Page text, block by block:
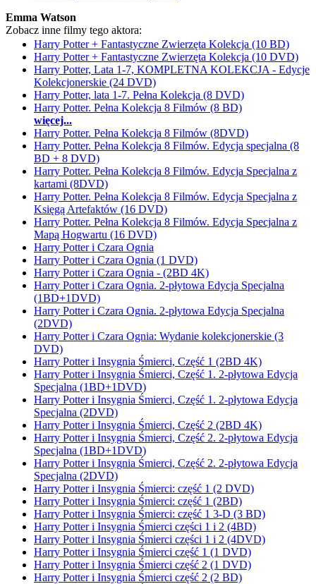
Emma Watson
Zobacz inne filmy tego aktora:
Harry Potter + Fantastyczne Zwierzęta Kolekcja (10 BD)
Harry Potter + Fantastyczne Zwierzęta Kolekcja (10 DVD)
Harry Potter, Lata 1-7, KOMPLETNA KOLEKCJA - Edycje
Kolekcjonerskie (24 DVD)
Harry Potter, lata 1-7. Pełna Kolekcja (8 DVD)
Harry Potter. Pełna Kolekcja 8 Filmów (8 BD)
więcej...
Harry Potter. Pełna Kolekcja 8 Filmów (8DVD)
Harry Potter. Pełna Kolekcja 8 Filmów. Edycja specjalna (8
BD + 8 DVD)
Harry Potter. Pełna Kolekcja 8 Filmów. Edycja Specjalna z
kartami (8DVD)
Harry Potter. Pełna Kolekcja 8 Filmów. Edycja Specjalna z
Księgą Artefaktów (16 DVD)
Harry Potter. Pełna Kolekcja 8 Filmów. Edycja Specjalna z
Mapą Hogwartu (16 DVD)
Harry Potter i Czara Ognia
Harry Potter i Czara Ognia (1 DVD)
Harry Potter i Czara Ognia - (2BD 4K)
Harry Potter i Czara Ognia. 2-płytowa Edycja Specjalna
(1BD+1DVD)
Harry Potter i Czara Ognia. 2-płytowa Edycja Specjalna
(2DVD)
Harry Potter i Czara Ognia: Wydanie kolekcjonerskie (3
DVD)
Harry Potter i Insygnia Śmierci, Część 1 (2BD 4K)
Harry Potter i Insygnia Śmierci, Część 1. 2-płytowa Edycja
Specjalna (1BD+1DVD)
Harry Potter i Insygnia Śmierci, Część 1. 2-płytowa Edycja
Specjalna (2DVD)
Harry Potter i Insygnia Śmierci, Część 2 (2BD 4K)
Harry Potter i Insygnia Śmierci, Część 2. 2-płytowa Edycja
Specjalna (1BD+1DVD)
Harry Potter i Insygnia Śmierci, Część 2. 2-płytowa Edycja
Specjalna (2DVD)
Harry Potter i Insygnia Śmierci: część 1 (2 DVD)
Harry Potter i Insygnia Śmierci: część 1 (2BD)
Harry Potter i Insygnia Śmierci: część 1 3-D (3 BD)
Harry Potter i Insygnia Śmierci części 1 i 2 (4BD)
Harry Potter i Insygnia Śmierci części 1 i 2 (4DVD)
Harry Potter i Insygnia Śmierci część 1 (1 DVD)
Harry Potter i Insygnia Śmierci część 2 (1 DVD)
Harry Potter i Insygnia Śmierci część 2 (2 BD)